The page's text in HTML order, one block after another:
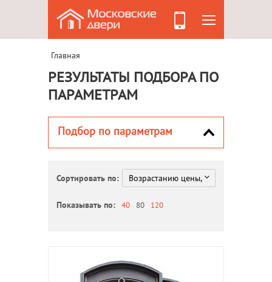
Главная
РЕЗУЛЬТАТЫ ПОДБОРА ПО
ПАРАМЕТРАМ
Подбор по параметрам
Сортировать по:
Показывать по: 40 80 120